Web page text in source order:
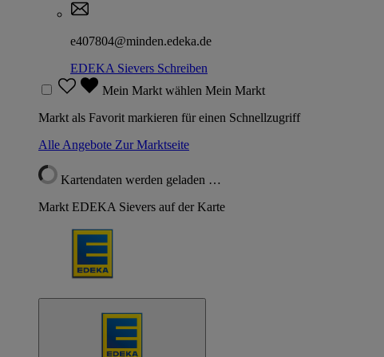
e407804@minden.edeka.de
EDEKA Sievers Schreiben
Mein Markt wählen Mein Markt
Markt als Favorit markieren für einen Schnellzugriff
Alle Angebote Zur Marktseite
Kartendaten werden geladen …
Markt EDEKA Sievers auf der Karte